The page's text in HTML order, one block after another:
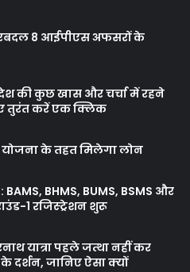
8 आईपीएस अफसरों के
की कुछ खास और चर्चा में रहने
तुरंत करें एक क्लिक
योजना के तहत मिलेगा लोन
BHMS, BUMS, BSMS और
1 रजिस्ट्रेशन शुरू
यात्रा पहले जत्था नहीं कर
दर्शन, जानिए ऐसा क्यों